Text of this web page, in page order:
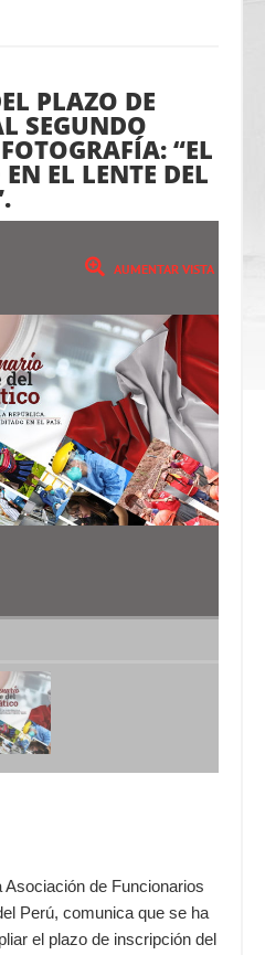
PLAZO DE
SEGUNDO
“EL
EL LENTE DEL
de Funcionarios
Perú, comunica que se ha
el plazo de inscripción del